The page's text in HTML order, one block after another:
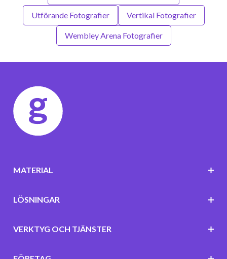
Utförande Fotografier Vertikal Fotografier
Wembley Arena Fotografier
MATERIAL
LÖSNINGAR
VERKTYG OCH TJÄNSTER